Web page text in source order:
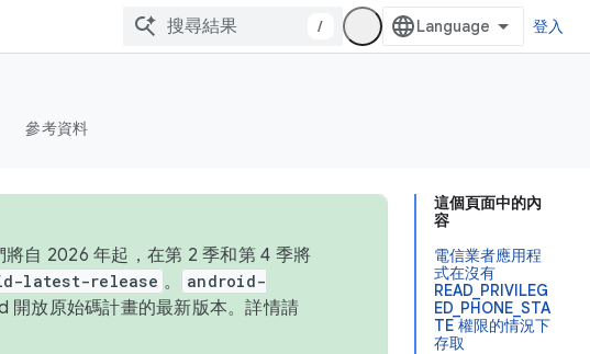
/ 登入
參考資料
這個頁面中的內
容
電信業者應用程
式在沒有
READ_PRIVILEG
ED_PHONE_STA
TE 權限的情況下
存取
自 2026 年起，在第 2 季和第 4 季將
latest-release 。
android-
開放原始碼計畫的最新版本。詳情請